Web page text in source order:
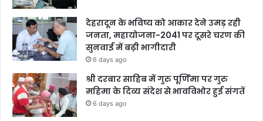
देहरादून के भविष्य को आकार देने उमड़ रही
जनता, महायोजना-2041 पर दूसरे चरण की
सुनवाई में बढ़ी भागीदारी
6 days ago
श्री दरबार साहिब में गुरु पूर्णिमा पर गुरु
महिमा के दिव्य संदेश से भावविभोर हुई संगतें
6 days ago